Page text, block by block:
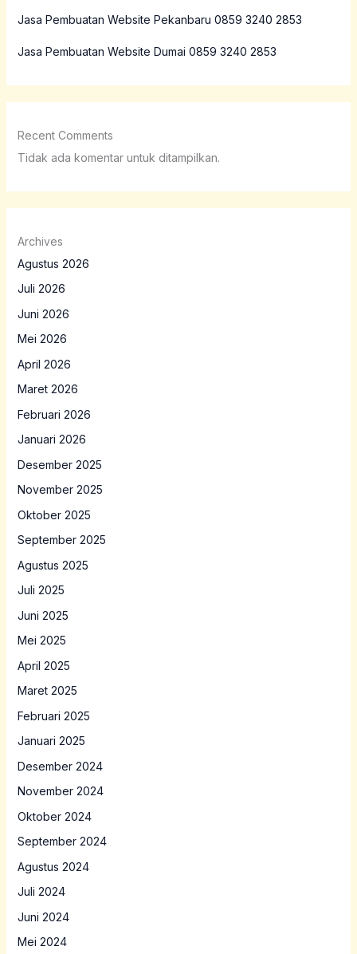
Jasa Pembuatan Website Pekanbaru 0859 3240 2853
Jasa Pembuatan Website Dumai 0859 3240 2853
Recent Comments
Tidak ada komentar untuk ditampilkan.
Archives
Agustus 2026
Juli 2026
Juni 2026
Mei 2026
April 2026
Maret 2026
Februari 2026
Januari 2026
Desember 2025
November 2025
Oktober 2025
September 2025
Agustus 2025
Juli 2025
Juni 2025
Mei 2025
April 2025
Maret 2025
Februari 2025
Januari 2025
Desember 2024
November 2024
Oktober 2024
September 2024
Agustus 2024
Juli 2024
Juni 2024
Mei 2024